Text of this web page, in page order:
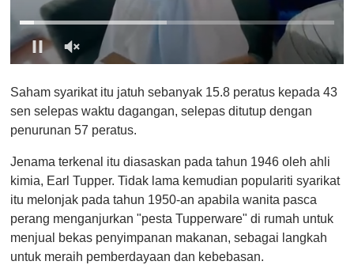
f
1
u
e
,
Saham syarikat itu jatuh sebanyak 15.8 peratus kepada 43
sen selepas waktu dagangan, selepas ditutup dengan
penurunan 57 peratus.
Jenama terkenal itu diasaskan pada tahun 1946 oleh ahli
kimia, Earl Tupper. Tidak lama kemudian populariti syarikat
itu melonjak pada tahun 1950-an apabila wanita pasca
perang menganjurkan "pesta Tupperware" di rumah untuk
menjual bekas penyimpanan makanan, sebagai langkah
untuk meraih pemberdayaan dan kebebasan.